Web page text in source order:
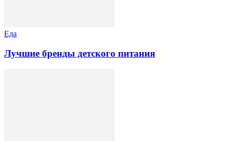
Еда
Лучшие бренды детского питания